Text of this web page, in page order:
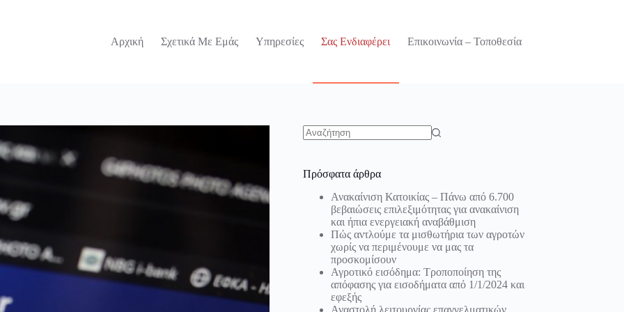
Αρχική
Σχετικά Με Εμάς Υπηρεσίες Σας Ενδιαφέρει Επικοινωνία – Τοποθεσία
Πρόσφατα άρθρα
Ανακαίνιση Κατοικίας – Πάνω από 6.700
βεβαιώσεις επιλεξιμότητας για ανακαίνιση
και ήπια ενεργειακή αναβάθμιση
Πώς αντλούμε τα μισθωτήρια των αγροτών
χωρίς να περιμένουμε να μας τα
προσκομίσουν
Αγροτικό εισόδημα: Τροποποίηση της
απόφασης για εισοδήματα από 1/1/2024 και
εφεξής
Αναστολή λειτουργίας επαγγελματικών